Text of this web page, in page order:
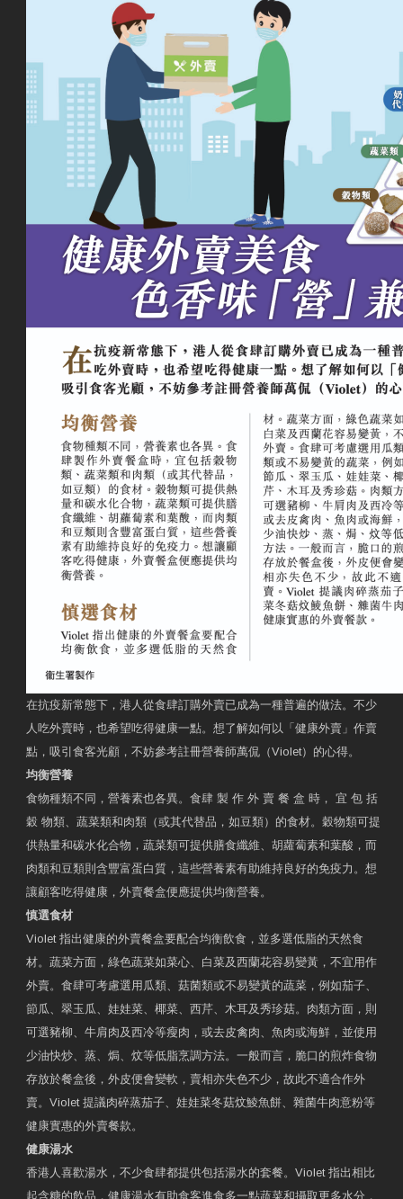
在抗疫新常態下，港人從食肆訂購外賣已成為一種普遍的做法。不少
人吃外賣時，也希望吃得健康一點。想了解如何以「健康外賣」作賣
點，吸引食客光顧，不妨參考註冊營養師萬侃（Violet）的心得。
均衡營養
食物種類不同，營養素也各異。食肆 製 作 外 賣 餐 盒 時， 宜 包 括
穀 物類、蔬菜類和肉類（或其代替品，如豆類）的食材。穀物類可提
供熱量和碳水化合物，蔬菜類可提供膳食纖維、胡蘿蔔素和葉酸，而
肉類和豆類則含豐富蛋白質，這些營養素有助維持良好的免疫力。想
讓顧客吃得健康，外賣餐盒便應提供均衡營養。
慎選食材
Violet 指出健康的外賣餐盒要配合均衡飲食，並多選低脂的天然食
材。蔬菜方面，綠色蔬菜如菜心、白菜及西蘭花容易變黃，不宜用作
外賣。食肆可考慮選用瓜類、菇菌類或不易變黃的蔬菜，例如茄子、
節瓜、翠玉瓜、娃娃菜、椰菜、西芹、木耳及秀珍菇。肉類方面，則
可選豬柳、牛肩肉及西冷等瘦肉，或去皮禽肉、魚肉或海鮮，並使用
少油快炒、蒸、焗、炆等低脂烹調方法。一般而言，脆口的煎炸食物
存放於餐盒後，外皮便會變軟，賣相亦失色不少，故此不適合作外
賣。Violet 提議肉碎蒸茄子、娃娃菜冬菇炆鯪魚餅、雜菌牛肉意粉等
健康實惠的外賣餐款。
健康湯水
香港人喜歡湯水，不少食肆都提供包括湯水的套餐。Violet 指出相比
起含糖的飲品，健康湯水有助食客進食多一點蔬菜和攝取更多水分，